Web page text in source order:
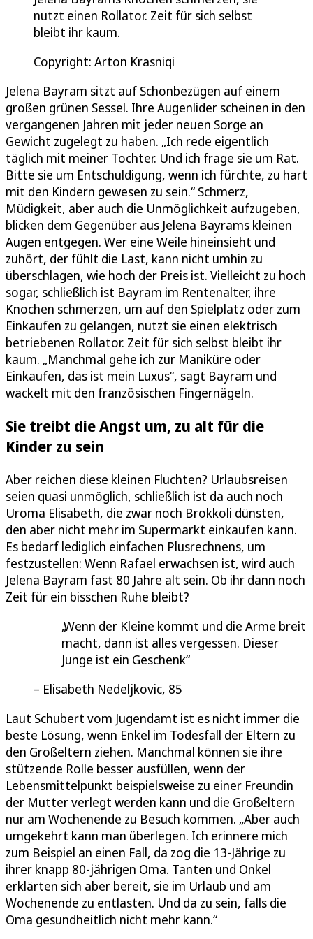
nutzt einen Rollator. Zeit für sich selbst
bleibt ihr kaum.
Copyright: Arton Krasniqi
Jelena Bayram sitzt auf Schonbezügen auf einem
großen grünen Sessel. Ihre Augenlider scheinen in den
vergangenen Jahren mit jeder neuen Sorge an
Gewicht zugelegt zu haben. „Ich rede eigentlich
täglich mit meiner Tochter. Und ich frage sie um Rat.
Bitte sie um Entschuldigung, wenn ich fürchte, zu hart
mit den Kindern gewesen zu sein.“ Schmerz,
Müdigkeit, aber auch die Unmöglichkeit aufzugeben,
blicken dem Gegenüber aus Jelena Bayrams kleinen
Augen entgegen. Wer eine Weile hineinsieht und
zuhört, der fühlt die Last, kann nicht umhin zu
überschlagen, wie hoch der Preis ist. Vielleicht zu hoch
sogar, schließlich ist Bayram im Rentenalter, ihre
Knochen schmerzen, um auf den Spielplatz oder zum
Einkaufen zu gelangen, nutzt sie einen elektrisch
betriebenen Rollator. Zeit für sich selbst bleibt ihr
kaum. „Manchmal gehe ich zur Maniküre oder
Einkaufen, das ist mein Luxus“, sagt Bayram und
wackelt mit den französischen Fingernägeln.
Sie treibt die Angst um, zu alt für die
Kinder zu sein
Aber reichen diese kleinen Fluchten? Urlaubsreisen
seien quasi unmöglich, schließlich ist da auch noch
Uroma Elisabeth, die zwar noch Brokkoli dünsten,
den aber nicht mehr im Supermarkt einkaufen kann.
Es bedarf lediglich einfachen Plusrechnens, um
festzustellen: Wenn Rafael erwachsen ist, wird auch
Jelena Bayram fast 80 Jahre alt sein. Ob ihr dann noch
Zeit für ein bisschen Ruhe bleibt?
Wenn der Kleine kommt und die Arme breit
macht, dann ist alles vergessen. Dieser
Junge ist ein Geschenk
Elisabeth Nedeljkovic, 85
Laut Schubert vom Jugendamt ist es nicht immer die
beste Lösung, wenn Enkel im Todesfall der Eltern zu
den Großeltern ziehen. Manchmal können sie ihre
stützende Rolle besser ausfüllen, wenn der
Lebensmittelpunkt beispielsweise zu einer Freundin
der Mutter verlegt werden kann und die Großeltern
nur am Wochenende zu Besuch kommen. „Aber auch
umgekehrt kann man überlegen. Ich erinnere mich
zum Beispiel an einen Fall, da zog die 13-Jährige zu
ihrer knapp 80-jährigen Oma. Tanten und Onkel
erklärten sich aber bereit, sie im Urlaub und am
Wochenende zu entlasten. Und da zu sein, falls die
Oma gesundheitlich nicht mehr kann.“